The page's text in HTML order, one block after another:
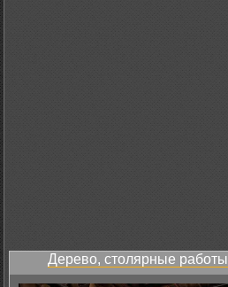
Дерево, столярные работы